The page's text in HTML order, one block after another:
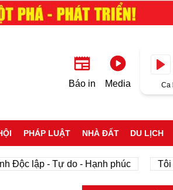
Báo in Media Ca
PHÁP LUẬT NHÀ ĐẤT DU LỊCH
lập - Tự do - Hạnh phúc Tôi